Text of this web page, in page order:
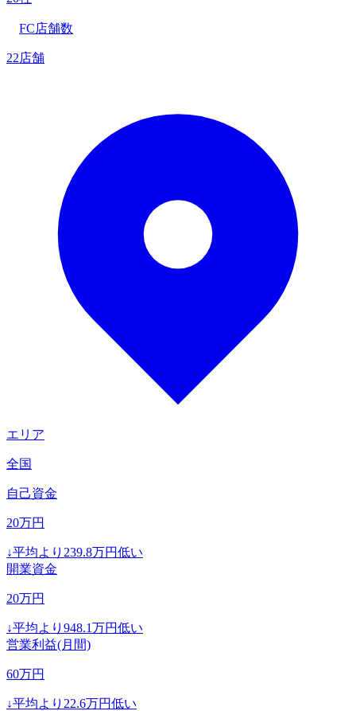
FC店舗数
22店舗
エリア
全国
自己資金
20万円
↓平均より 239.8万円低い
開業資金
20万円
↓平均より 948.1万円低い
営業利益(月間)
60万円
↓平均より 22.6万円低い